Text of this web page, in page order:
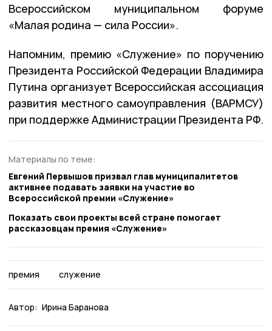
Всероссийском муниципальном форуме
«Малая родина — сила России».
Напомним, премию «Служение» по поручению
Президента Российской Федерации Владимира
Путина организует Всероссийская ассоциация
развития местного самоуправления (ВАРМСУ)
при поддержке Администрации Президента РФ.
Материалы по теме:
Евгений Первышов призвал глав муниципалитетов
активнее подавать заявки на участие во
Всероссийской премии «Служение»
Показать свои проекты всей стране помогает
рассказовцам премия «Служение»
премия служение
Автор: Ирина Баранова